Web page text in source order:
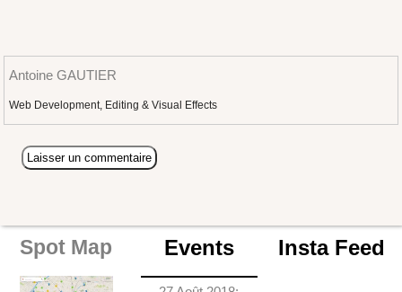
Antoine GAUTIER
Web Development, Editing & Visual Effects
Spot Map Events Insta Feed